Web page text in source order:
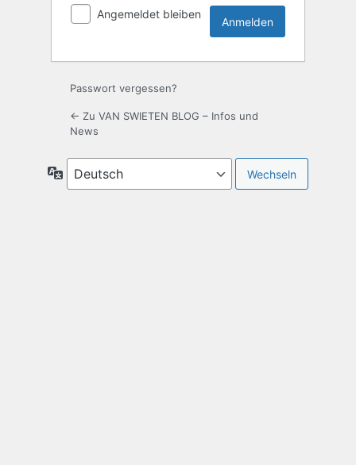
Angemeldet bleiben
Passwort vergessen?
← Zu VAN SWIETEN BLOG – Infos und
News
Sprache